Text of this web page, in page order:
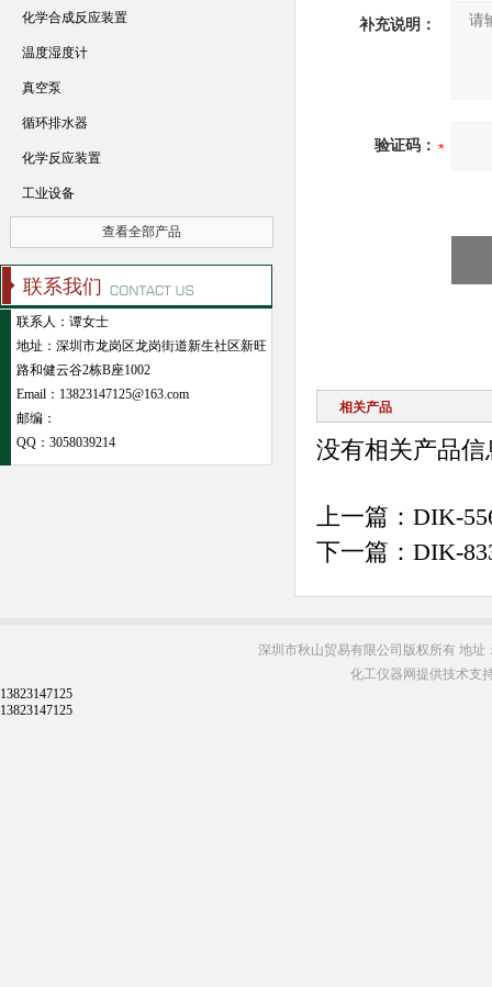
补充说明：
验证码：
相关产品
没有相关产品信
上一篇： DIK-
下一篇： DIK-
化学合成反应装置
温度湿度计
真空泵
循环排水器
化学反应装置
工业设备
查看全部产品
联系我们
联系人：谭女士
地址：深圳市龙岗区龙岗街道新生社区新旺
路和健云谷2栋B座1002
Email：13823147125@163.com
邮编：
QQ： 3058039214
深圳市秋山贸易有限公司版权所有 地址
化工仪器网提供技术支
13823147125
13823147125